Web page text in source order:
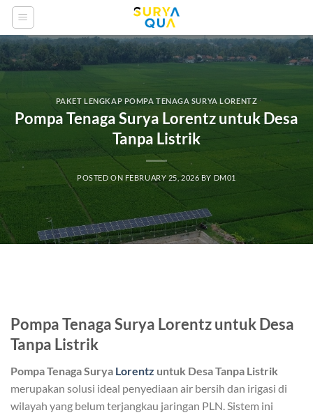
Skip
content
PAKET LENGKAP POMPA TENAGA SURYA LORENTZ
Pompa Tenaga Surya Lorentz untuk Desa
Tanpa Listrik
POSTED ON FEBRUARY 25, 2026 BY DM01
Pompa Tenaga Surya Lorentz untuk Desa
Tanpa Listrik
Pompa Tenaga Surya Lorentz untuk Desa Tanpa Listrik
merupakan solusi ideal penyediaan air bersih dan irigasi di
wilayah yang belum terjangkau jaringan PLN. Sistem ini